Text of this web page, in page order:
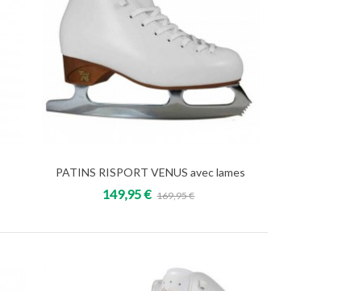
Add to cart
PATINS RISPORT VENUS avec lames
149,95 € 169,95 €